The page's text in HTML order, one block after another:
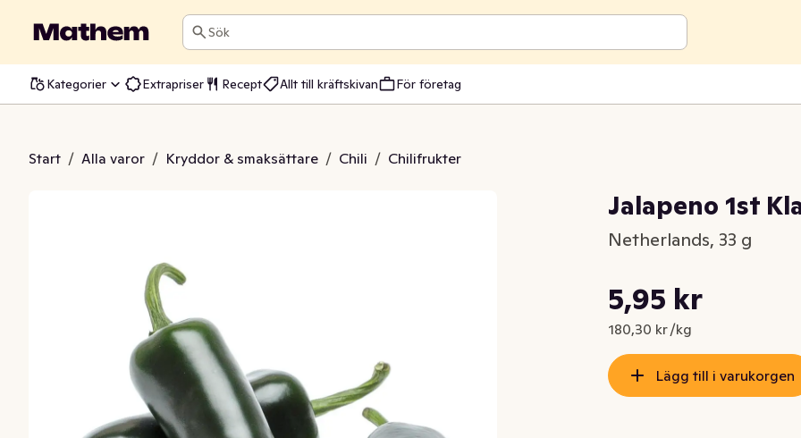
Sök
Kategorier Extrapriser Recept Allt till kräftskivan För företag
Start / Alla varor / Kryddor & smaksättare / Chili / Chilifrukter
1st Klass1
Jalapeno 1st
Netherlands, 33 g
Nuvarande pris är: 5,95 kr
5,95 kr
180,30 kr /kg
Styckpris: 180,30 kr /kg
Lägg till i varukorgen